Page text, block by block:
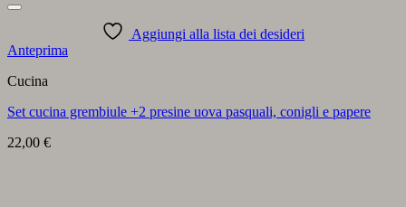
Aggiungi alla lista dei desideri
Anteprima
Cucina
Set cucina grembiule +2 presine uova pasquali, conigli e papere
22,00 €